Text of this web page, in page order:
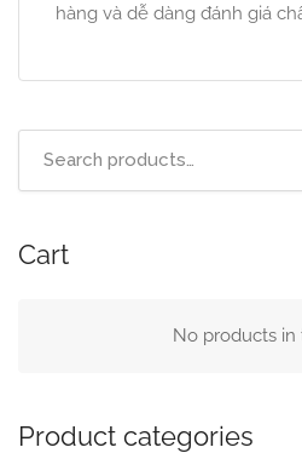
hàng và dễ dàng đánh giá
Cart
No products in
Product categories